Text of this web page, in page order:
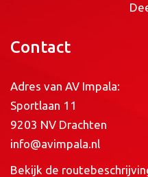
Contact
Adres van AV Impala:
Sportlaan 11
9203 NV Drachten
info@avimpala.nl
Bekijk de